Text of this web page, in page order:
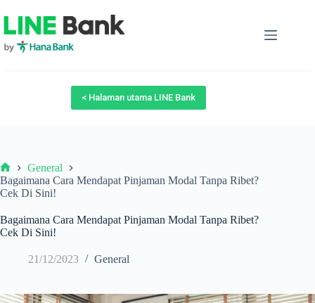
to
content
< Halaman utama LINE Bank
Beranda
General
Bagaimana Cara Mendapat Pinjaman Modal Tanpa Ribet?
Cek Di Sini!
Bagaimana Cara Mendapat Pinjaman Modal Tanpa Ribet?
Cek Di Sini!
21/12/2023 General